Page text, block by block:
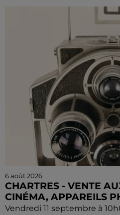
6 août 2026
CHARTRES - VENTE
CINÉMA, APPAREILS
Vendredi 11 septembre à